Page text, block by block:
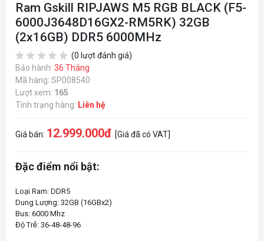
Ram Gskill RIPJAWS M5 RGB BLACK (F5-
6000J3648D16GX2-RM5RK) 32GB
(2x16GB) DDR5 6000MHz
(0 lượt đánh giá)
Bảo hành: 36 Tháng
Mã hàng: SP008540
Lượt xem: 165
Tình trạng hàng: Liên hệ
Giá bán: 12.999.000đ [Giá đã có VAT]
Đặc điểm nổi bật:
Loại Ram: DDR5
Dung Lượng: 32GB (16GBx2)
Bus: 6000 Mhz